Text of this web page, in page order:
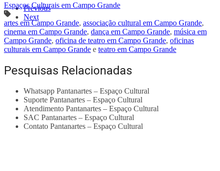
Previous
Next
Espaços Culturais em Campo Grande
artes em Campo Grande, associação cultural em Campo Grande,
cinema em Campo Grande, dança em Campo Grande, música em
Campo Grande, oficina de teatro em Campo Grande, oficinas
culturais em Campo Grande e teatro em Campo Grande
Pesquisas Relacionadas
Whatsapp Pantanartes – Espaço Cultural
Suporte Pantanartes – Espaço Cultural
Atendimento Pantanartes – Espaço Cultural
SAC Pantanartes – Espaço Cultural
Contato Pantanartes – Espaço Cultural